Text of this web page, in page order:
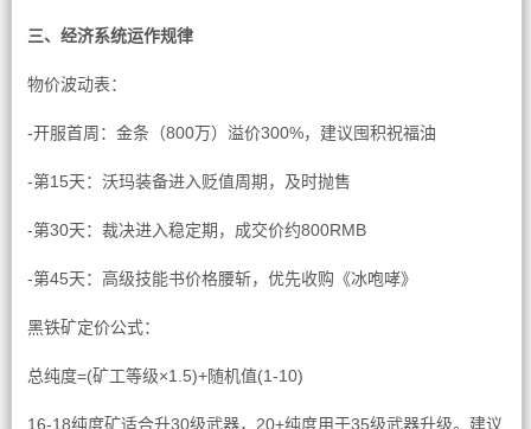
三、经济系统运作规律
物价波动表：
-开服首周：金条（800万）溢价300%，建议囤积祝福油
-第15天：沃玛装备进入贬值周期，及时抛售
-第30天：裁决进入稳定期，成交价约800RMB
-第45天：高级技能书价格腰斩，优先收购《冰咆哮》
黑铁矿定价公式：
总纯度=(矿工等级×1.5)+随机值(1-10)
16-18纯度矿适合升30级武器，20+纯度用于35级武器升级。建议